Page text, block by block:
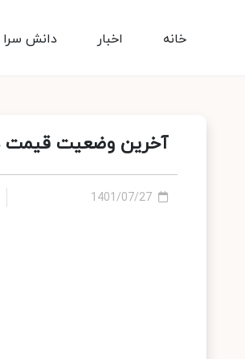
دانش سرا اخبار خانه
آخرین وضعیت قیمت
1401/07/27